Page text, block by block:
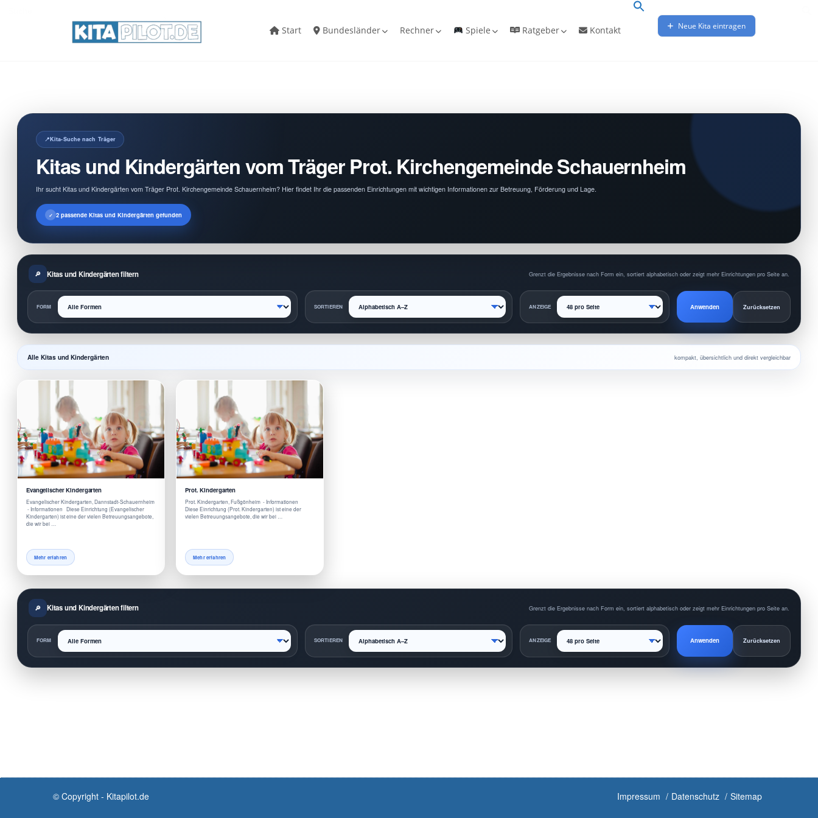
Start Bundesländer Rechner Spiele Ratgeber Kontakt Neue Kita eintragen
Kita-Suche nach Träger
Kitas und Kindergärten vom Träger Prot. Kirchengemeinde Schauernheim
Ihr sucht Kitas und Kindergärten vom Träger Prot. Kirchengemeinde Schauernheim? Hier findet Ihr die passenden Einrichtungen mit wichtigen Informationen zur Betreuung, Förderung und Lage.
2 passende Kitas und Kindergärten gefunden
Kitas und Kindergärten filtern Grenzt die Ergebnisse nach Form ein, sortiert alphabetisch oder zeigt mehr Einrichtungen pro Seite an.
FORM SORTIEREN ANZEIGE Anwenden Zurücksetzen
Alle Kitas und Kindergärten kompakt, übersichtlich und direkt vergleichbar
Evangelischer Kindergarten
Evangelischer Kindergarten, Dannstadt-Schauernheim
- Informationen Diese Einrichtung (Evangelischer
Kindergarten) ist eine der vielen Betreuungsangebote,
die wir bei …
Mehr erfahren
Prot. Kindergarten
Prot. Kindergarten, Fußgönheim - Informationen
Diese Einrichtung (Prot. Kindergarten) ist eine der
vielen Betreuungsangebote, die wir bei …
Mehr erfahren
Kitas und Kindergärten filtern Grenzt die Ergebnisse nach Form ein, sortiert alphabetisch oder zeigt mehr Einrichtungen pro Seite an.
FORM SORTIEREN ANZEIGE Anwenden Zurücksetzen
© Copyright - Kitapilot.de Impressum Datenschutz Sitemap